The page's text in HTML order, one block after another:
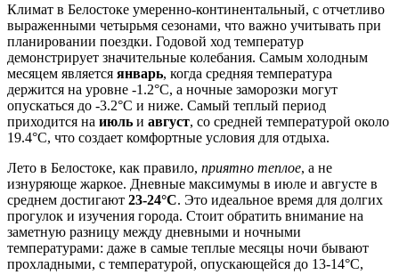
Климат в Белостоке умеренно-континентальный, с отчетливо
выраженными четырьмя сезонами, что важно учитывать при
планировании поездки. Годовой ход температур
демонстрирует значительные колебания. Самым холодным
месяцем является январь, когда средняя температура
держится на уровне -1.2°C, а ночные заморозки могут
опускаться до -3.2°C и ниже. Самый теплый период
приходится на июль и август, со средней температурой около
19.4°C, что создает комфортные условия для отдыха.
Лето в Белостоке, как правило, приятно теплое, а не
изнуряюще жаркое. Дневные максимумы в июле и августе в
среднем достигают 23-24°C. Это идеальное время для долгих
прогулок и изучения города. Стоит обратить внимание на
заметную разницу между дневными и ночными
температурами: даже в самые теплые месяцы ночи бывают
прохладными, с температурой, опускающейся до 13-14°C,